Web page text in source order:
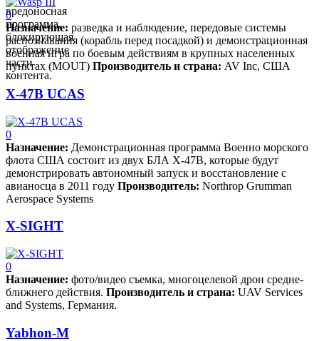
вредоносная
программа,
блокирующая
отображение
части
контента.
0
Назначен­ие:­ разведка и наблюдение, передовые системы
распознавания (корабль перед посадкой) и демонстрационная
военная игра по боевым действиям в крупных населенных
пунктах (MOUT) Производитель и страна: AV Inc, США
X-47B UCAS
0
Назначение: Демонстрационная программа Военно морского
флота США состоит из двух БЛА X-47B, которые будут
демонстрировать автономный запуск и восстановление с
авианосца в 2011 году Производитель: Northrop Grumman
Aerospace Systems
X-SIGHT
0
Назначен­ие: ­ фото/видео съемка, многоцелевой дрон средне-
ближнего действия. Производитель и страна: UAV Services
and Systems, Германия.
Yabhon-M